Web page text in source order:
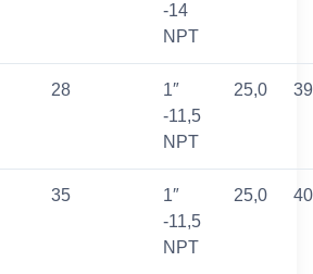
-14
NPT
28
1″
-11,5
NPT
25,0
35
1″
-11,5
NPT
25,0